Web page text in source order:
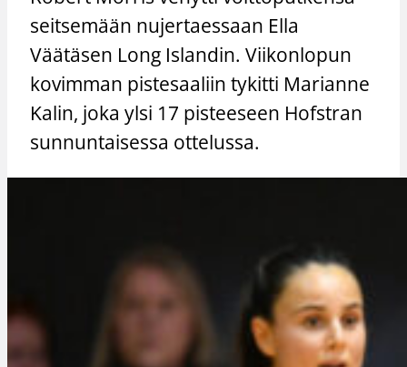
seitsemään nujertaessaan Ella
Väätäsen Long Islandin. Viikonlopun
kovimman pistesaaliin tykitti Marianne
Kalin, joka ylsi 17 pisteeseen Hofstran
sunnuntaisessa ottelussa.